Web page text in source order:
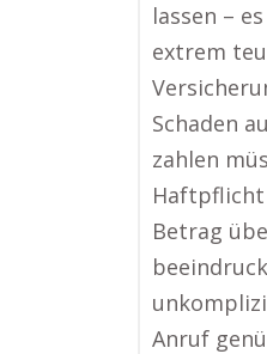
lassen –
extrem
Schaden
zahlen
Betrag
Anruf